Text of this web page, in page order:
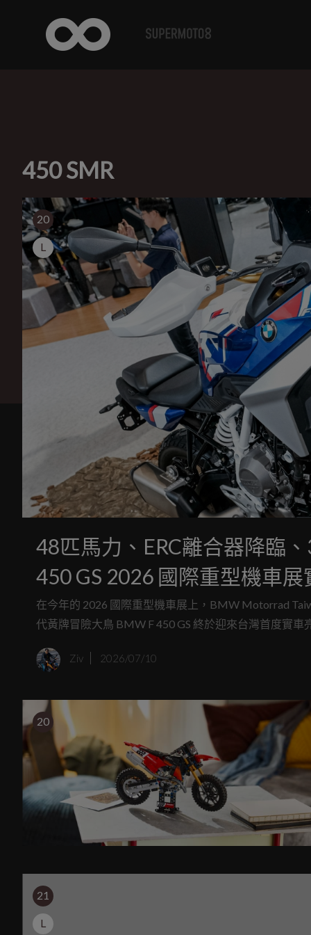
450 SMR
20
L
48匹馬力、ERC離合器降臨
450 GS 2026 國際重型機車
在今年的 2026 國際重型機車展上，BMW Motorrad
代黃牌冒險大鳥 BMW F 450 GS 終於迎來台灣首度實
能車，實車質感與細節配備有多香？跟著我們的腳步一
Ziv 2026/07/10
20
21
L